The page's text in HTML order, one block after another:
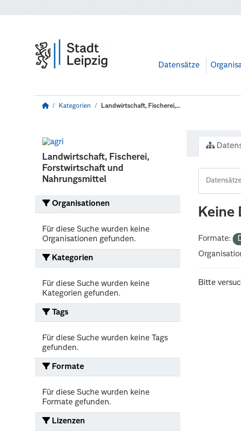
Datensätze
Kategorien Landwirtschaft, Fischerei,...
Landwirtschaft, Fischerei,
Forstwirtschaft und
Nahrungsmittel
Organisationen
Für diese Suche wurden keine
Organisationen gefunden.
Kategorien
Für diese Suche wurden keine
Kategorien gefunden.
Tags
Für diese Suche wurden keine Tags
gefunden.
Formate
Für diese Suche wurden keine
Formate gefunden.
Lizenzen
Keine
Formate:
Bitte